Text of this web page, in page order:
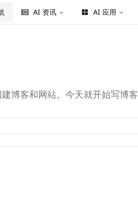
AI 资讯 AI 应用
博客和网站。今天就开始写博